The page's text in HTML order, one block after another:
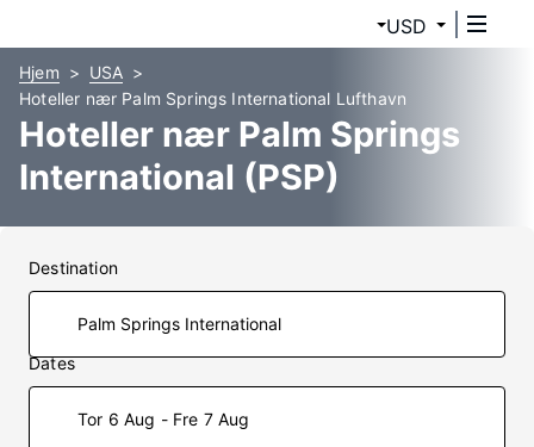
USD
Hjem
USA
Hoteller nær Palm Springs International Lufthavn
Hoteller nær Palm Springs
International (PSP)
Destination
Dates
Tor 6 Aug - Fre 7 Aug